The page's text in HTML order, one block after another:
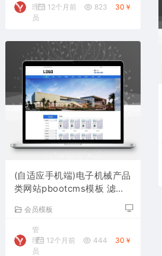
理
员
12个月前 823 30￥
(自适应手机端)电子机械产品
类网站pbootcms模板 滤芯
会员模板
管
理
员
12个月前 444 30￥